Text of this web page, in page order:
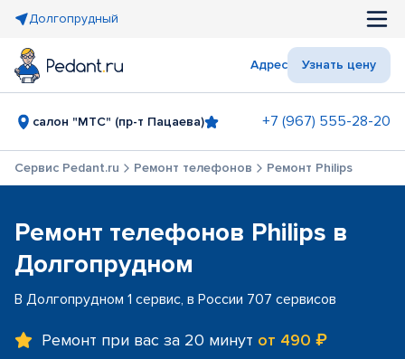
Долгопрудный
Адрес Узнать цену
салон "МТС" (пр-т Пацаева) +7 (967) 555-28-20
Сервис Pedant.ru Ремонт телефонов Ремонт Philips
Ремонт телефонов Philips в
Долгопрудном
В Долгопрудном 1 сервис, в России 707 сервисов
Ремонт при вас за 20 минут от 490 ₽